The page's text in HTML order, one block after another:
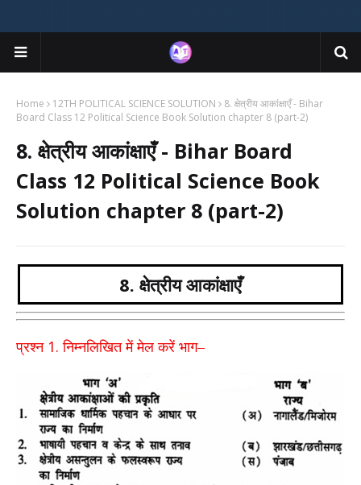
Home 12TH POLITICAL SCIENCE SOLUTION
8. क्षेत्रीय आकांक्षाएँ - Bihar
Board Class 12 Political Science Book Solution chapter 8 (part-2)
8. क्षेत्रीय आकांक्षाएँ - Bihar Board
Class 12 Political Science Book
Solution chapter 8 (part-2)
8. क्षेत्रीय आकांक्षाएँ
प्रश्न 1.निम्नलिखित में मेल करें भाग–